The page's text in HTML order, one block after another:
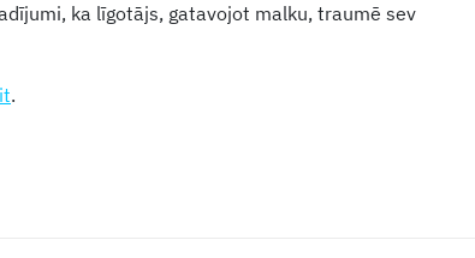
ka līgotājs, gatavojot malku, traumē sev
.